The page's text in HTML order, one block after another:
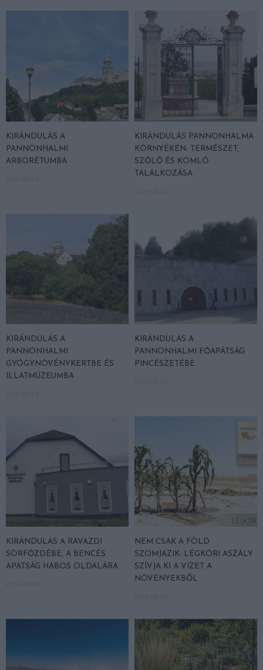
KIRÁNDULÁS A
PANNONHALMI
ARBORÉTUMBA
KIRÁNDULÁS PANNONHALMA
KÖRNYÉKÉN: TERMÉSZET,
SZŐLŐ ÉS KOMLÓ
TALÁLKOZÁSA
KIRÁNDULÁS A
PANNONHALMI
GYÓGYNÖVÉNYKERTBE ÉS
ILLATMÚZEUMBA
KIRÁNDULÁS A
PANNONHALMI FŐAPÁTSÁG
PINCÉSZETÉBE
KIRÁNDULÁS A RAVAZDI
SÖRFŐZDÉBE, A BENCÉS
APÁTSÁG HABOS OLDALÁRA
NEM CSAK A FÖLD
SZOMJAZIK: LÉGKÖRI ASZÁLY
SZÍVJA KI A VIZET A
NÖVÉNYEKBŐL